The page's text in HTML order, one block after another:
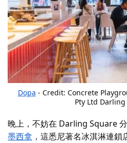
Dopa - Credit: Concrete
Pty Ltd
晚上，不妨在 Darling Square
墨西拿 ，這悉尼著名冰淇淋連鎖